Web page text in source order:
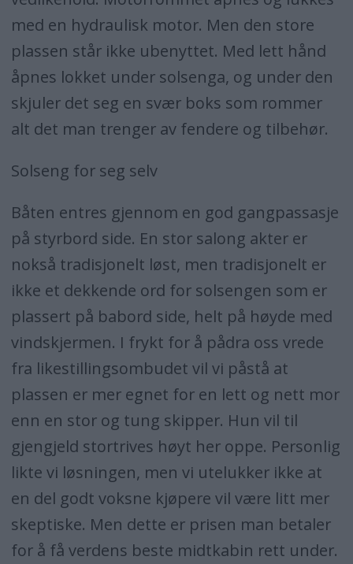
med en hydraulisk motor. Men den store
plassen står ikke ubenyttet. Med lett hånd
åpnes lokket under solsenga, og under den
skjuler det seg en svær boks som rommer
alt det man trenger av fendere og tilbehør.
Solseng for seg selv
Båten entres gjennom en god gangpassasje
på styrbord side. En stor salong akter er
nokså tradisjonelt løst, men tradisjonelt er
ikke et dekkende ord for solsengen som er
plassert på babord side, helt på høyde med
vindskjermen. I frykt for å pådra oss vrede
fra likestillingsombudet vil vi påstå at
plassen er mer egnet for en lett og nett mor
enn en stor og tung skipper. Hun vil til
gjengjeld stortrives høyt her oppe. Personlig
likte vi løsningen, men vi utelukker ikke at
en del godt voksne kjøpere vil være litt mer
skeptiske. Men dette er prisen man betaler
for å få verdens beste midtkabin rett under.